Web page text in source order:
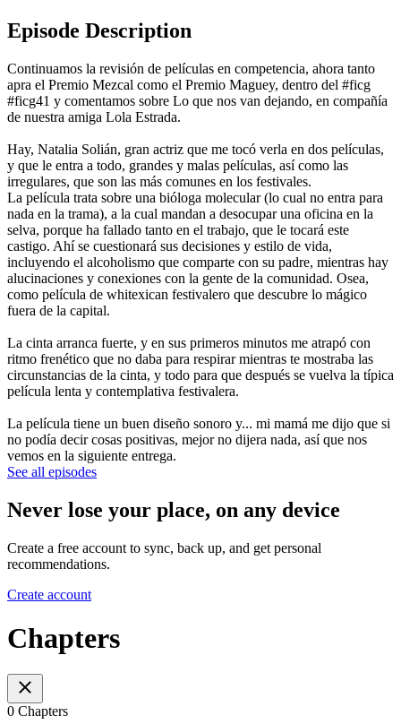
Episode Description
Continuamos la revisión de películas en competencia, ahora tanto
apra el Premio Mezcal como el Premio Maguey, dentro del #ficg
#ficg41 y comentamos sobre Lo que nos van dejando, en compañía
de nuestra amiga Lola Estrada.
Hay, Natalia Solián, gran actriz que me tocó verla en dos películas,
y que le entra a todo, grandes y malas películas, así como las
irregulares, que son las más comunes en los festivales.
La película trata sobre una bióloga molecular (lo cual no entra para
nada en la trama), a la cual mandan a desocupar una oficina en la
selva, porque ha fallado tanto en el trabajo, que le tocará este
castigo. Ahí se cuestionará sus decisiones y estilo de vida,
incluyendo el alcoholismo que comparte con su padre, mientras hay
alucinaciones y conexiones con la gente de la comunidad. Osea,
como película de whitexican festivalero que descubre lo mágico
fuera de la capital.
La cinta arranca fuerte, y en sus primeros minutos me atrapó con
ritmo frenético que no daba para respirar mientras te mostraba las
circunstancias de la cinta, y todo para que después se vuelva la típica
película lenta y contemplativa festivalera.
La película tiene un buen diseño sonoro y... mi mamá me dijo que si
no podía decir cosas positivas, mejor no dijera nada, así que nos
vemos en la siguiente entrega.
See all episodes
Never lose your place, on any device
Create a free account to sync, back up, and get personal
recommendations.
Create account
Chapters
0 Chapters